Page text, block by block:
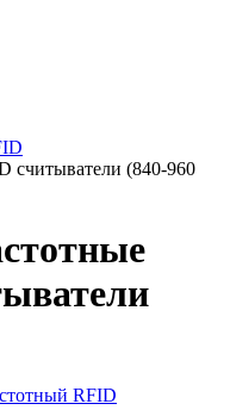
считыватели (840-960
RFID